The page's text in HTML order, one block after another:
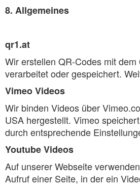
8. Allgemeines
qr1.at
Wir erstellen QR-Codes mit
verarbeitet oder gespeichert.
Vimeo Videos
Wir binden Videos über
USA hergestellt. Vimeo
durch entsprechende
Youtube Videos
Auf unserer Webseite
Aufruf einer Seite, in der ein